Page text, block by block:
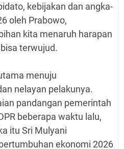
kebijakan dan angka-
oleh Prabowo,
kita menaruh harapan
terwujud.
menuju
nelayan pelakunya.
pandangan pemerintah
beberapa waktu lalu,
itu Sri Mulyani
ekonomi 2026